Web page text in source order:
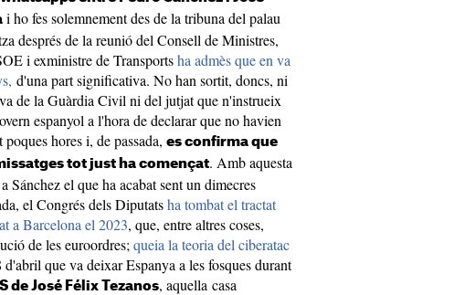
i ho fes solemnement des de la tribuna del palau
després de la reunió del Consell de Ministres,
i exministre de Transportsha admès que en va
d'una part significativa. No han sortit, doncs, ni
de la Guàrdia Civil ni del jutjat que n'instrueix
espanyol a l'hora de declarar que no havien
hores i, de passada, es confirma que
tot just ha començat. Amb aquesta
Sánchez el que ha acabat sent un dimecres
el Congrés dels Diputatsha tombat el tractat
a Barcelona el 2023, que, entre altres coses,
de les euroordres; queia la teoria del ciberatac
que va deixar Espanya a les fosques durant
de José Félix Tezanos, aquella casa